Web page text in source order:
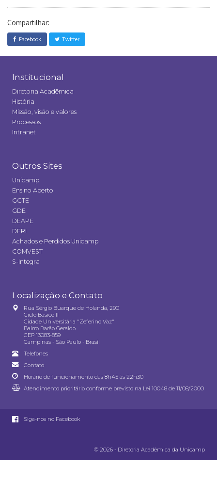
Compartilhar:
Facebook Twitter
Institucional
Diretoria Acadêmica
História
Missão, visão e valores
Processos
Intranet
Outros Sites
Unicamp
Ensino Aberto
GGTE
GDE
DEAPE
DERI
Achados e Perdidos Unicamp
COMVEST
S-integra
Localização e Contato
Rua Sérgio Buarque de Holanda, 290
Ciclo Básico II
Cidade Universitária "Zeferino Vaz"
Bairro Barão Geraldo
CEP 13083-859
Campinas - São Paulo - Brasil
Telefones
Contato
Horário de funcionamento das 8h45 às 22h30
Atendimento prioritário conforme previsto na Lei 10048 de 11/08/2000
Siga-nos no Facebook
© 2026 - Diretoria Acadêmica da Unicamp